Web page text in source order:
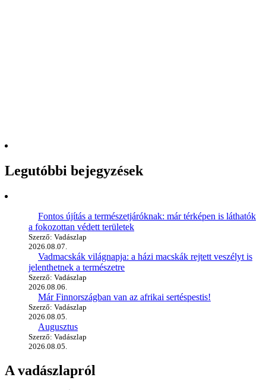
Legutóbbi bejegyzések
Fontos újítás a természetjáróknak: már térképen is láthatók
a fokozottan védett területek
Szerző: Vadászlap
2026.08.07.
Vadmacskák világnapja: a házi macskák rejtett veszélyt is
jelenthetnek a természetre
Szerző: Vadászlap
2026.08.06.
Már Finnországban van az afrikai sertéspestis!
Szerző: Vadászlap
2026.08.05.
Augusztus
Szerző: Vadászlap
2026.08.05.
A vadászlapról